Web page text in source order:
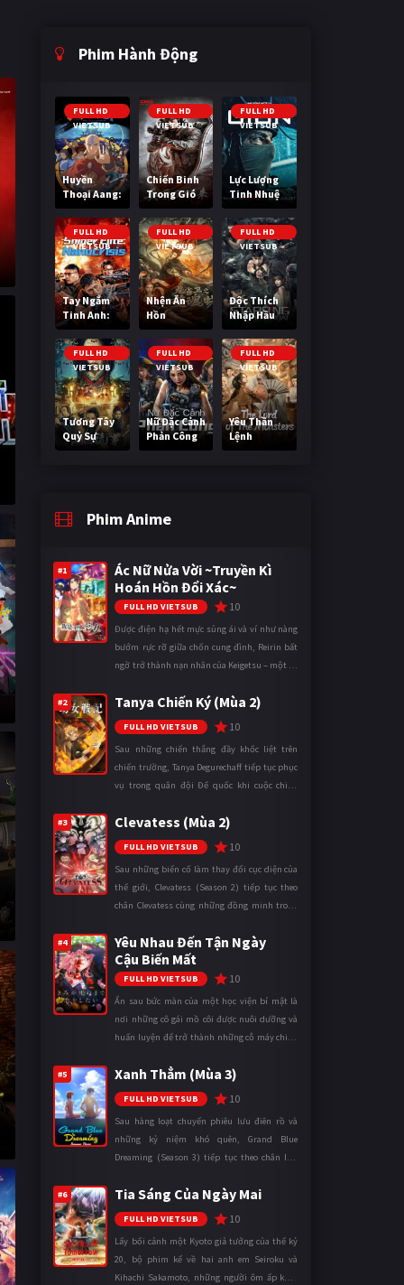
Phim Hành Động
FULL HD
VIETSUB
Huyền
Thoại Aang:
Tiết Khí Sư
Cuối Cùng
FULL HD
VIETSUB
Chiến Binh
Trong Gió
FULL HD
VIETSUB
Lực Lượng
Tinh Nhuệ
FULL HD
VIETSUB
Tay Ngắm
Tinh Anh:
Nguy Cơ
Nano
FULL HD
VIETSUB
Nhện Ăn
Hồn
FULL HD
VIETSUB
Độc Thích
Nhập Hầu
FULL HD
VIETSUB
Tương Tây
Quỷ Sự
FULL HD
VIETSUB
Nữ Đặc Cảnh
Phản Công
FULL HD
VIETSUB
Yêu Thần
Lệnh
Phim Anime
#1
Ác Nữ Nửa Vời ~Truyền Kì
Hoán Hồn Đổi Xác~
FULL HD VIETSUB 10
Được điện hạ hết mực sủng ái và ví như nàng
bướm rực rỡ giữa chốn cung đình, Reirin bất
ngờ trở thành nạn nhân của Keigetsu – một kẻ
thuật để hoán đổi th ...
#2 Tanya Chiến Ký (Mùa 2)
FULL HD VIETSUB 10
Sau những chiến thắng đầy khốc liệt trên
chiến trường, Tanya Degurechaff tiếp tục phục
vụ trong quân đội Đế quốc khi cuộc chiến
mặt trận. Dù sở hữu tài năn ...
#3 Clevatess (Mùa 2)
FULL HD VIETSUB 10
Sau những biến cố làm thay đổi cục diện của
thế giới, Clevatess (Season 2) tiếp tục theo
chân Clevatess cùng những đồng minh trong
loại đến bờ vực diệ ...
#4
Yêu Nhau Đến Tận Ngày
Cậu Biến Mất
FULL HD VIETSUB 10
Ẩn sau bức màn của một học viện bí mật là
nơi những cô gái mồ côi được nuôi dưỡng và
huấn luyện để trở thành những cỗ máy chiến
được xem là điều hiển nh ...
#5 Xanh Thẳm (Mùa 3)
FULL HD VIETSUB 10
Sau hàng loạt chuyến phiêu lưu điên rồ và
những kỷ niệm khó quên, Grand Blue
Dreaming (Season 3) tiếp tục theo chân Iori
trong những ngày tháng đại học đ ...
#6 Tia Sáng Của Ngày Mai
FULL HD VIETSUB 10
Lấy bối cảnh một Kyoto giả tưởng của thế kỷ
20, bộ phim kể về hai anh em Seiroku và
Kihachi Sakamoto, những người ôm ấp khát